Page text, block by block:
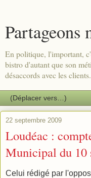
Partageons
En politique, l'important,
bistro d'autant que son
désaccords avec les clients.
22 septembre 2009
Loudéac :
Municipal du 10
Celui rédigé par